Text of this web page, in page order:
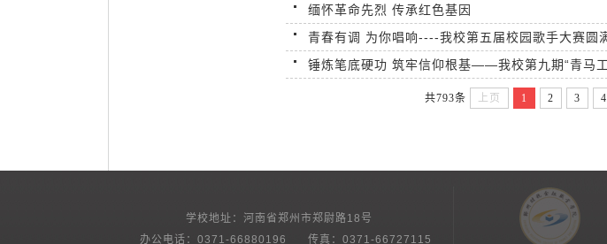
缅怀革命先烈 传承红色基因
青春有调 为你唱响----我校第五届校园歌手大赛圆
锤炼笔底硬功 筑牢信仰根基——我校第九期“青马
共793条 上页 1 2 3 4
学校地址：河南省郑州市郑尉路18号
办公电话：0371-66880196 传真：0371-66727115